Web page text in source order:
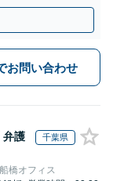
談を【天満橋
お問い合わせ
弁護
千葉県
橋オフィス